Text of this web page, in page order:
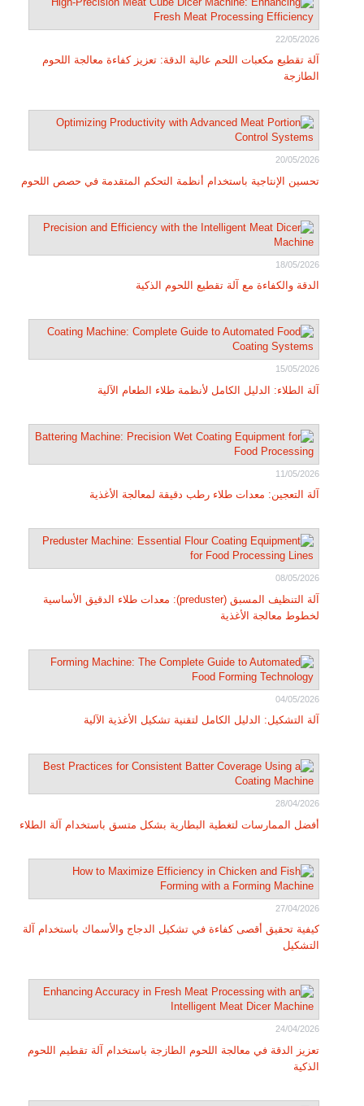
22/05/2026
آلة تقطيع مكعبات اللحم عالية الدقة: تعزيز كفاءة معالجة اللحوم
الطازجة
20/05/2026
تحسين الإنتاجية باستخدام أنظمة التحكم المتقدمة في حصص اللحوم
18/05/2026
الدقة والكفاءة مع آلة تقطيع اللحوم الذكية
15/05/2026
آلة الطلاء: الدليل الكامل لأنظمة طلاء الطعام الآلية
11/05/2026
آلة التعجين: معدات طلاء رطب دقيقة لمعالجة الأغذية
08/05/2026
آلة التنظيف المسبق (preduster): معدات طلاء الدقيق الأساسية
لخطوط معالجة الأغذية
04/05/2026
آلة التشكيل: الدليل الكامل لتقنية تشكيل الأغذية الآلية
28/04/2026
أفضل الممارسات لتغطية البطارية بشكل متسق باستخدام آلة الطلاء
27/04/2026
كيفية تحقيق أقصى كفاءة في تشكيل الدجاج والأسماك باستخدام آلة
التشكيل
24/04/2026
تعزيز الدقة في معالجة اللحوم الطازجة باستخدام آلة تقطيم اللحوم
الذكية